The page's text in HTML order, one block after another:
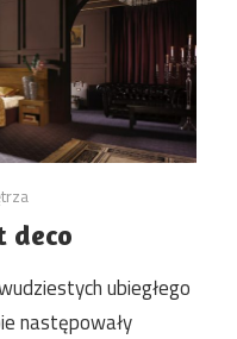
ubiegłego
następowały